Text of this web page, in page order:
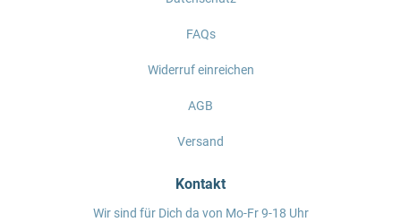
FAQs
Widerruf einreichen
AGB
Versand
Kontakt
Wir sind für Dich da von Mo-Fr 9-18 Uhr